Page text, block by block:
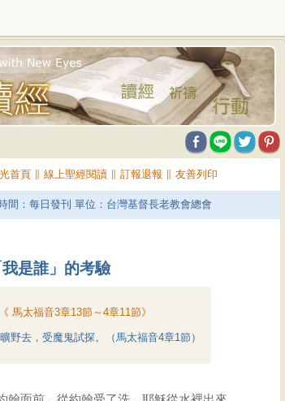
首頁∥ 線上聖經閱讀∥ 訂報退報 友善列印
間：每日發刊 單位：台灣基督長老教會總會
我是誰」的考驗
《 馬太福音3章13節～4章11節》
野去，受魔鬼試探。（馬太福音4章1節）